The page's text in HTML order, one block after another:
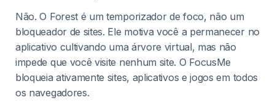
Não. O Forest é um temporizador de foco, não um
bloqueador de sites. Ele motiva você a permanecer no
aplicativo cultivando uma árvore virtual, mas não
impede que você visite nenhum site. O FocusMe
bloqueia ativamente sites, aplicativos e jogos em todos
os navegadores.